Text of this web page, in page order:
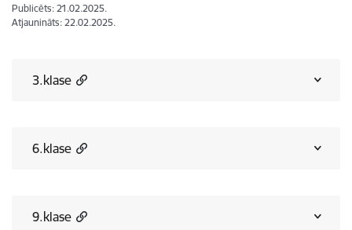
Publicēts: 21.02.2025.
Atjaunināts: 22.02.2025.
3.klase
6.klase
9.klase